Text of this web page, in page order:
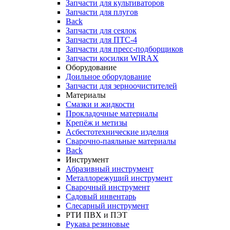
Запчасти для культиваторов
Запчасти для плугов
Back
Запчасти для сеялок
Запчасти для ПТС-4
Запчасти для пресс-подборщиков
Запчасти косилки WIRAX
Оборудование
Доильное оборудование
Запчасти для зерноочистителей
Материалы
Смазки и жидкости
Прокладочные материалы
Крепёж и метизы
Асбестотехнические изделия
Сварочно-паяльные материалы
Back
Инструмент
Абразивный инструмент
Металлорежущий инструмент
Сварочный инструмент
Садовый инвентарь
Слесарный инструмент
РТИ ПВХ и ПЭТ
Рукава резиновые